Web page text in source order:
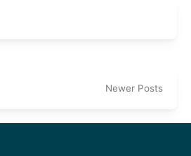
Newer Posts